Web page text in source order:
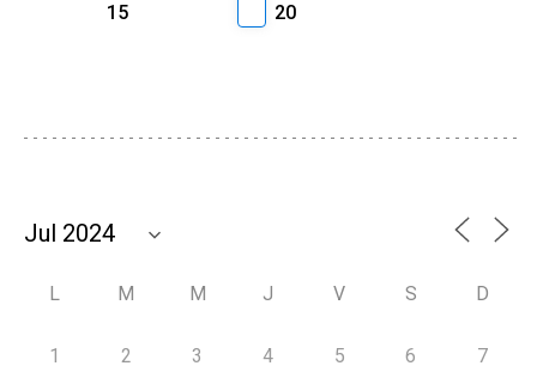
15
20
L M M J V S D
1 2 3 4 5 6 7